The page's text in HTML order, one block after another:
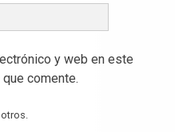
y web en este
comente.